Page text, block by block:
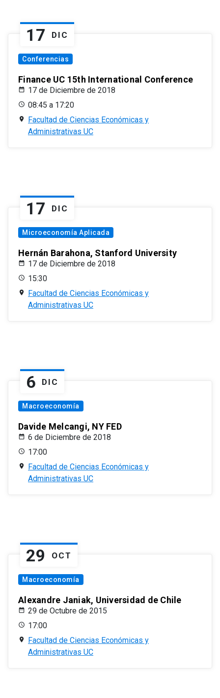
17 DIC
Conferencias
Finance UC 15th International Conference
17 de Diciembre de 2018
08:45 a 17:20
Facultad de Ciencias Económicas y
Administrativas UC
17 DIC
Microeconomía Aplicada
Hernán Barahona, Stanford University
17 de Diciembre de 2018
15:30
Facultad de Ciencias Económicas y
Administrativas UC
6 DIC
Macroeconomía
Davide Melcangi, NY FED
6 de Diciembre de 2018
17:00
Facultad de Ciencias Económicas y
Administrativas UC
29 OCT
Macroeconomía
Alexandre Janiak, Universidad de Chile
29 de Octubre de 2015
17:00
Facultad de Ciencias Económicas y
Administrativas UC